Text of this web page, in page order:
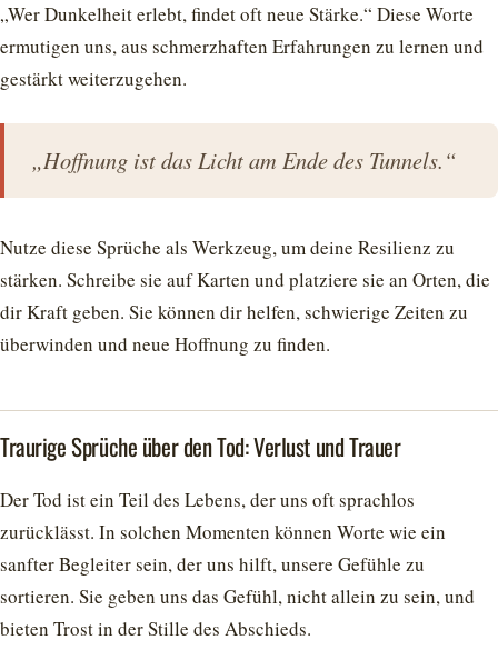
„Wer Dunkelheit erlebt, findet oft neue Stärke.“ Diese Worte
ermutigen uns, aus schmerzhaften Erfahrungen zu lernen und
gestärkt weiterzugehen.
„Hoffnung ist das Licht am Ende des Tunnels.“
Nutze diese Sprüche als Werkzeug, um deine Resilienz zu
stärken. Schreibe sie auf Karten und platziere sie an Orten, die
dir Kraft geben. Sie können dir helfen, schwierige Zeiten zu
überwinden und neue Hoffnung zu finden.
Traurige Sprüche über den Tod: Verlust und Trauer
Der Tod ist ein Teil des Lebens, der uns oft sprachlos
zurücklässt. In solchen Momenten können Worte wie ein
sanfter Begleiter sein, der uns hilft, unsere Gefühle zu
sortieren. Sie geben uns das Gefühl, nicht allein zu sein, und
bieten Trost in der Stille des Abschieds.